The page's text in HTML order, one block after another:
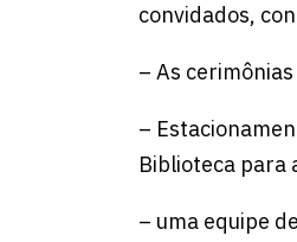
convidados,
– As
–
Biblioteca para
– uma equipe